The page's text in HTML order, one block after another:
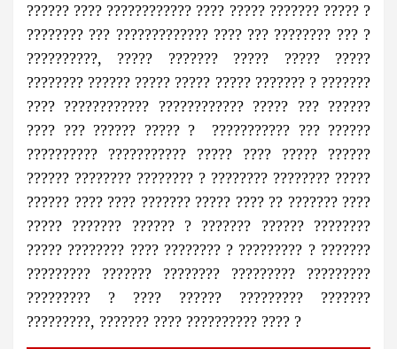
?????? ???? ???????????? ???? ????? ??????? ????? ?
???????? ??? ????????????? ???? ??? ???????? ??? ?
??????????, ????? ??????? ????? ????? ?????
???????? ?????? ????? ????? ????? ??????? ? ???????
???? ???????????? ???????????? ????? ??? ??????
???? ??? ?????? ????? ? ??????????? ??? ??????
?????????? ??????????? ????? ???? ????? ??????
?????? ???????? ???????? ? ???????? ???????? ?????
?????? ???? ???? ??????? ????? ???? ?? ??????? ????
????? ??????? ?????? ? ??????? ?????? ????????
????? ???????? ???? ???????? ? ????????? ? ???????
????????? ??????? ???????? ????????? ?????????
????????? ? ???? ?????? ????????? ???????
?????????, ??????? ???? ?????????? ???? ?